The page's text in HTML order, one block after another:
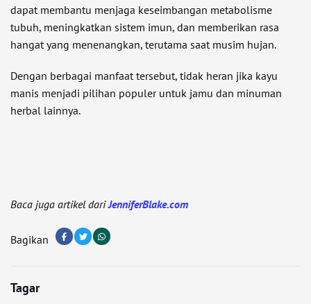
dapat membantu menjaga keseimbangan metabolisme
tubuh, meningkatkan sistem imun, dan memberikan rasa
hangat yang menenangkan, terutama saat musim hujan.
Dengan berbagai manfaat tersebut, tidak heran jika kayu
manis menjadi pilihan populer untuk jamu dan minuman
herbal lainnya.
Baca juga artikel dariJenniferBlake.com
Bagikan
Tagar